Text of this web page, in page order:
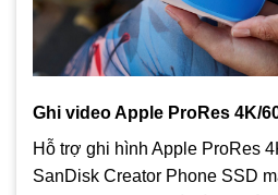
Ghi video Apple ProRes 4K/
Hỗ trợ ghi hình Apple ProRes
SanDisk Creator Phone SSD